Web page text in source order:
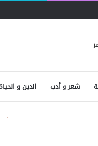
شعر و أدب الدين و الحياة